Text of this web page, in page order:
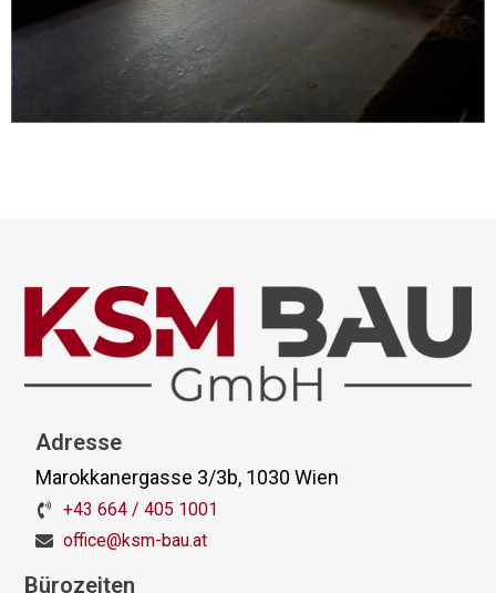
Adresse
Marokkanergasse 3/3b, 1030 Wien
+43 664 / 405 1001
office@ksm-bau.at
Bürozeiten